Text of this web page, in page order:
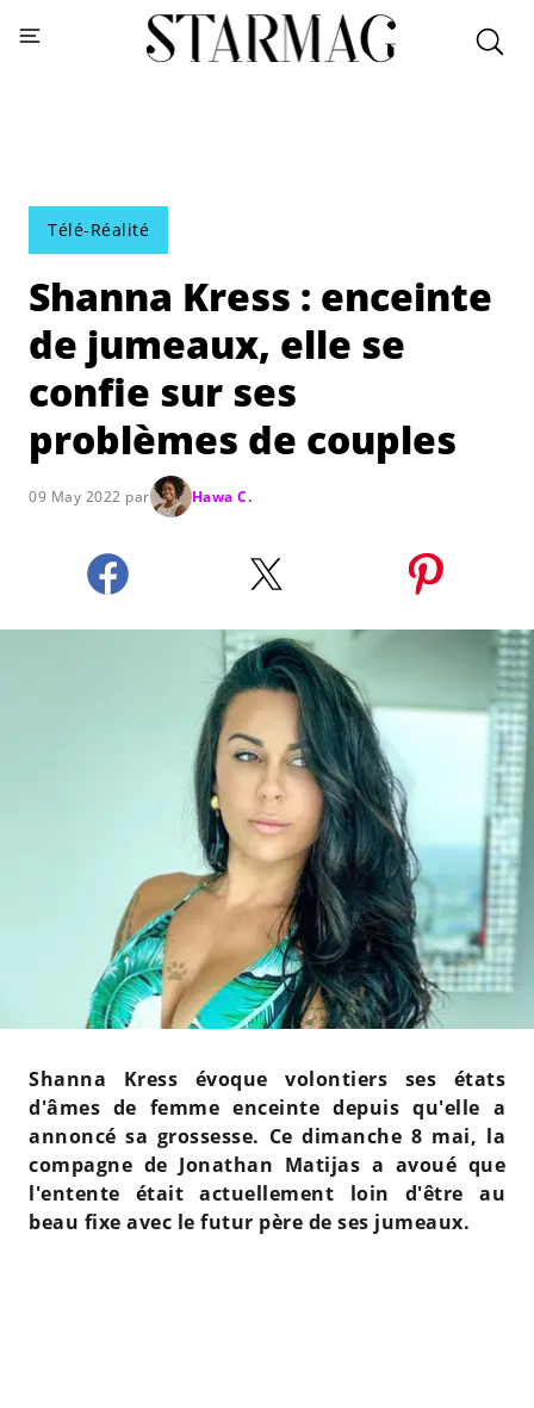
Télé-Réalité
Shanna Kress : enceinte
de jumeaux, elle se
confie sur ses
problèmes de couples
09 May 2022 par Hawa C.
Shanna Kress évoque volontiers ses états
d'âmes de femme enceinte depuis qu'elle a
annoncé sa grossesse. Ce dimanche 8 mai, la
compagne de Jonathan Matijas a avoué que
l'entente était actuellement loin d'être au
beau fixe avec le futur père de ses jumeaux.